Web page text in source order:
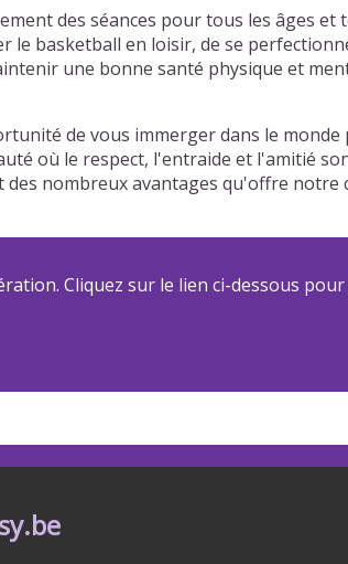
des séances pour tous les âges et
le basketball en loisir, de se
une bonne santé physique et
de vous immerger dans le
où le respect, l'entraide et l'amitié
nombreux avantages qu'offre notre
Cliquez sur le lien ci-dessous pour